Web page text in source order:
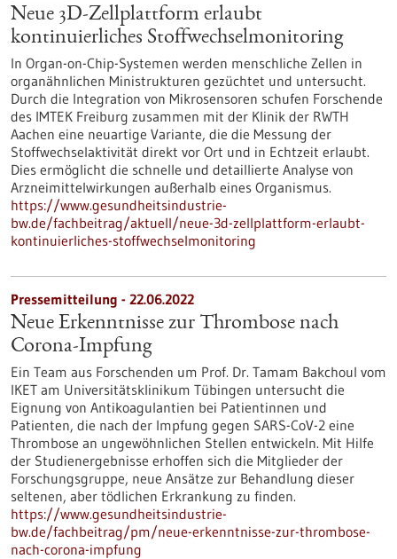
Neue 3D-Zellplattform erlaubt
kontinuierliches Stoffwechselmonitoring
In Organ-on-Chip-Systemen werden menschliche Zellen in
organähnlichen Ministrukturen gezüchtet und untersucht.
Durch die Integration von Mikrosensoren schufen Forschende
des IMTEK Freiburg zusammen mit der Klinik der RWTH
Aachen eine neuartige Variante, die die Messung der
Stoffwechselaktivität direkt vor Ort und in Echtzeit erlaubt.
Dies ermöglicht die schnelle und detaillierte Analyse von
Arzneimittelwirkungen außerhalb eines Organismus.
https://www.gesundheitsindustrie-
bw.de/fachbeitrag/aktuell/neue-3d-zellplattform-erlaubt-
kontinuierliches-stoffwechselmonitoring
Pressemitteilung - 22.06.2022
Neue Erkenntnisse zur Thrombose nach
Corona-Impfung
Ein Team aus Forschenden um Prof. Dr. Tamam Bakchoul vom
IKET am Universitätsklinikum Tübingen untersucht die
Eignung von Antikoagulantien bei Patientinnen und
Patienten, die nach der Impfung gegen SARS-CoV-2 eine
Thrombose an ungewöhnlichen Stellen entwickeln. Mit Hilfe
der Studienergebnisse erhoffen sich die Mitglieder der
Forschungsgruppe, neue Ansätze zur Behandlung dieser
seltenen, aber tödlichen Erkrankung zu finden.
https://www.gesundheitsindustrie-
bw.de/fachbeitrag/pm/neue-erkenntnisse-zur-thrombose-
nach-corona-impfung